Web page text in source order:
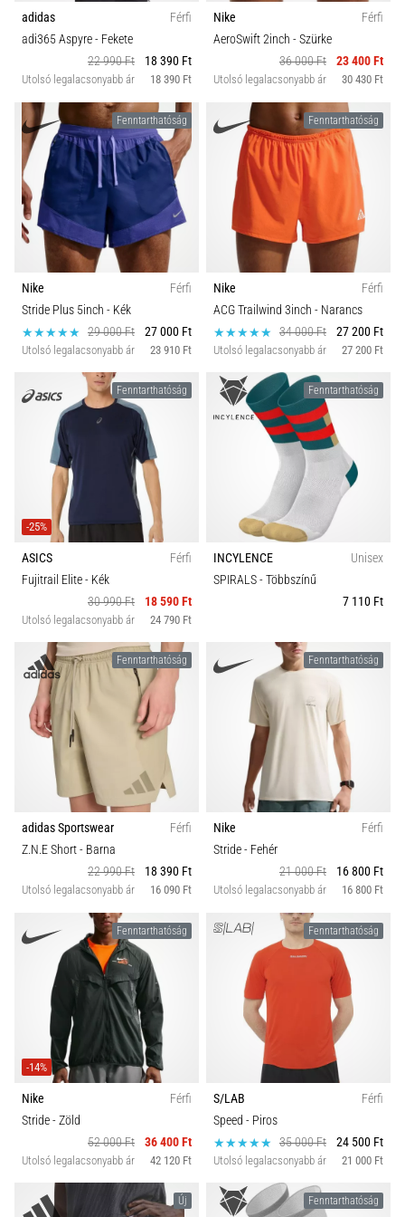
adidas
Férfi
adi365 Aspyre- Fekete
22 990 Ft
18 390 Ft
Utolsó legalacsonyabb ár 18 390 Ft
Nike
Férfi
AeroSwift 2inch - Szürke
36 000 Ft
23 400 Ft
Utolsó legalacsonyabb ár 30 430 Ft
Fenntarthatóság
Nike
Férfi
Stride Plus 5inch - Kék
29 000 Ft
27 000 Ft
Utolsó legalacsonyabb ár 23 910 Ft
Fenntarthatóság
Nike
Férfi
ACG Trailwind 3inch - Narancs
34 000 Ft
27 200 Ft
Utolsó legalacsonyabb ár 27 200 Ft
Fenntarthatóság
-25%
ASICS
Férfi
Fujitrail Elite- Kék
30 990 Ft
18 590 Ft
Utolsó legalacsonyabb ár 24 790 Ft
Fenntarthatóság
INCYLENCE
Unisex
SPIRALS- Többszínű
7 110 Ft
Fenntarthatóság
adidas Sportswear
Férfi
Z.N.E Short- Barna
22 990 Ft
18 390 Ft
Utolsó legalacsonyabb ár 16 090 Ft
Fenntarthatóság
Nike
Férfi
Stride- Fehér
21 000 Ft
16 800 Ft
Utolsó legalacsonyabb ár 16 800 Ft
Fenntarthatóság
-14%
Nike
Férfi
Stride- Zöld
52 000 Ft
36 400 Ft
Utolsó legalacsonyabb ár 42 120 Ft
Fenntarthatóság
S/LAB
Férfi
Speed - Piros
35 000 Ft
24 500 Ft
Utolsó legalacsonyabb ár 21 000 Ft
Új Fenntarthatóság